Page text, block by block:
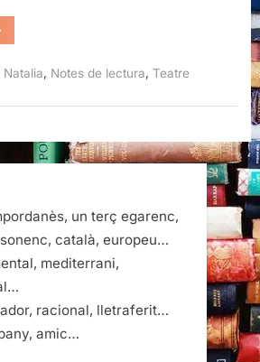
Natalia, Notes de lectura,Teatre
un terç egarenc,
català, europeu…
mediterrani,
racional, lletraferit…
amic…